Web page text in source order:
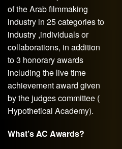
of the Arab filmmaking
industry in 25 categories to
industry ,individuals or
collaborations, in addition
to 3 honorary awards
including the live time
achievement award given
by the judges committee (
Hypothetical Academy).
What’s AC Awards?